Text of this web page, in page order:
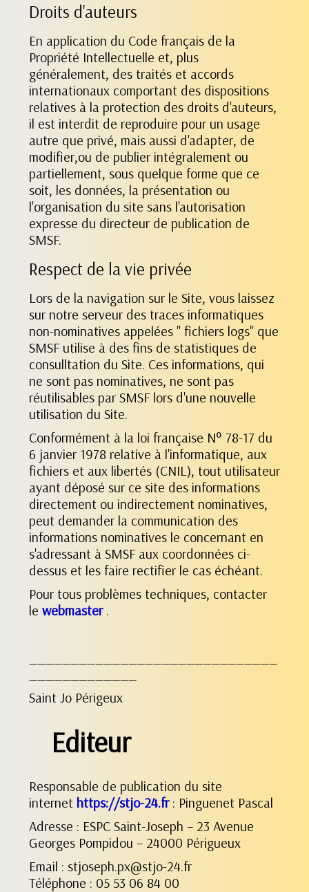
Droits d'auteurs
En application du Code français de la
Propriété Intellectuelle et, plus
généralement, des traités et accords
internationaux comportant des dispositions
relatives à la protection des droits d'auteurs,
il est interdit de reproduire pour un usage
autre que privé, mais aussi d'adapter, de
modifier,ou de publier intégralement ou
partiellement, sous quelque forme que ce
soit, les données, la présentation ou
l'organisation du site sans l'autorisation
expresse du directeur de publication de
SMSF.
Respect de la vie privée
Lors de la navigation sur le Site, vous laissez
sur notre serveur des traces informatiques
non-nominatives appelées " fichiers logs" que
SMSF utilise à des fins de statistiques de
consulltation du Site. Ces informations, qui
ne sont pas nominatives, ne sont pas
réutilisables par SMSF lors d'une nouvelle
utilisation du Site.
Conformément à la loi française N° 78-17 du
6 janvier 1978 relative à l'informatique, aux
fichiers et aux libertés (CNIL), tout utilisateur
ayant déposé sur ce site des informations
directement ou indirectement nominatives,
peut demander la communication des
informations nominatives le concernant en
s'adressant à SMSF aux coordonnées ci-
dessus et les faire rectifier le cas échéant.
Pour tous problèmes techniques, contacter
le webmaster.
Saint Jo Périgeux
Editeur
Responsable de publication du site
internet https://stjo-24.fr: Pinguenet Pascal
Adresse : ESPC Saint-Joseph – 23 Avenue
Georges Pompidou – 24000 Périgueux
Email : stjoseph.px@stjo-24.fr
Téléphone : 05 53 06 84 00